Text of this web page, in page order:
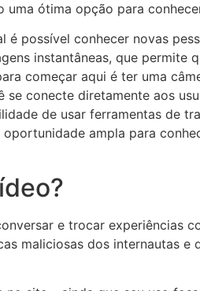
ótima opção para
possível conhecer novas
instantâneas, que permite
começar aqui é ter uma
conecte diretamente aos
de usar ferramentas de
ampla para
e trocar experiências
maliciosas dos internautas